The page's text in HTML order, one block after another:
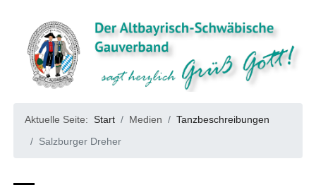
Aktuelle Seite:Start Medien
Tanzbeschreibungen
Salzburger Dreher